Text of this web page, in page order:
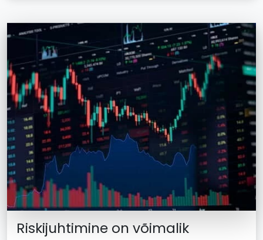
Riskijuhtimine on võimalik